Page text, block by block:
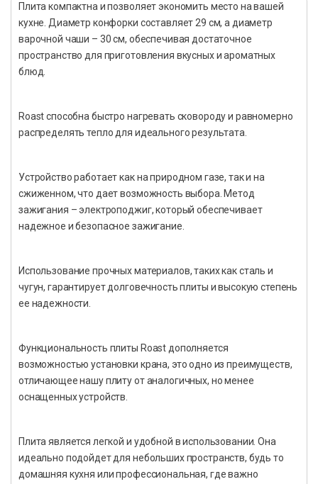
Плита компактна и позволяет экономить место на вашей
кухне. Диаметр конфорки составляет 29 см, а диаметр
варочной чаши – 30 см, обеспечивая достаточное
пространство для приготовления вкусных и ароматных
блюд.
Roast способна быстро нагревать сковороду и равномерно
распределять тепло для идеального результата.
Устройство работает как на природном газе, так и на
сжиженном, что дает возможность выбора. Метод
зажигания – электроподжиг, который обеспечивает
надежное и безопасное зажигание.
Использование прочных материалов, таких как сталь и
чугун, гарантирует долговечность плиты и высокую степень
ее надежности.
Функциональность плиты Roast дополняется
возможностью установки крана, это одно из преимуществ,
отличающее нашу плиту от аналогичных, но менее
оснащенных устройств.
Плита является легкой и удобной в использовании. Она
идеально подойдет для небольших пространств, будь то
домашняя кухня или профессиональная, где важно